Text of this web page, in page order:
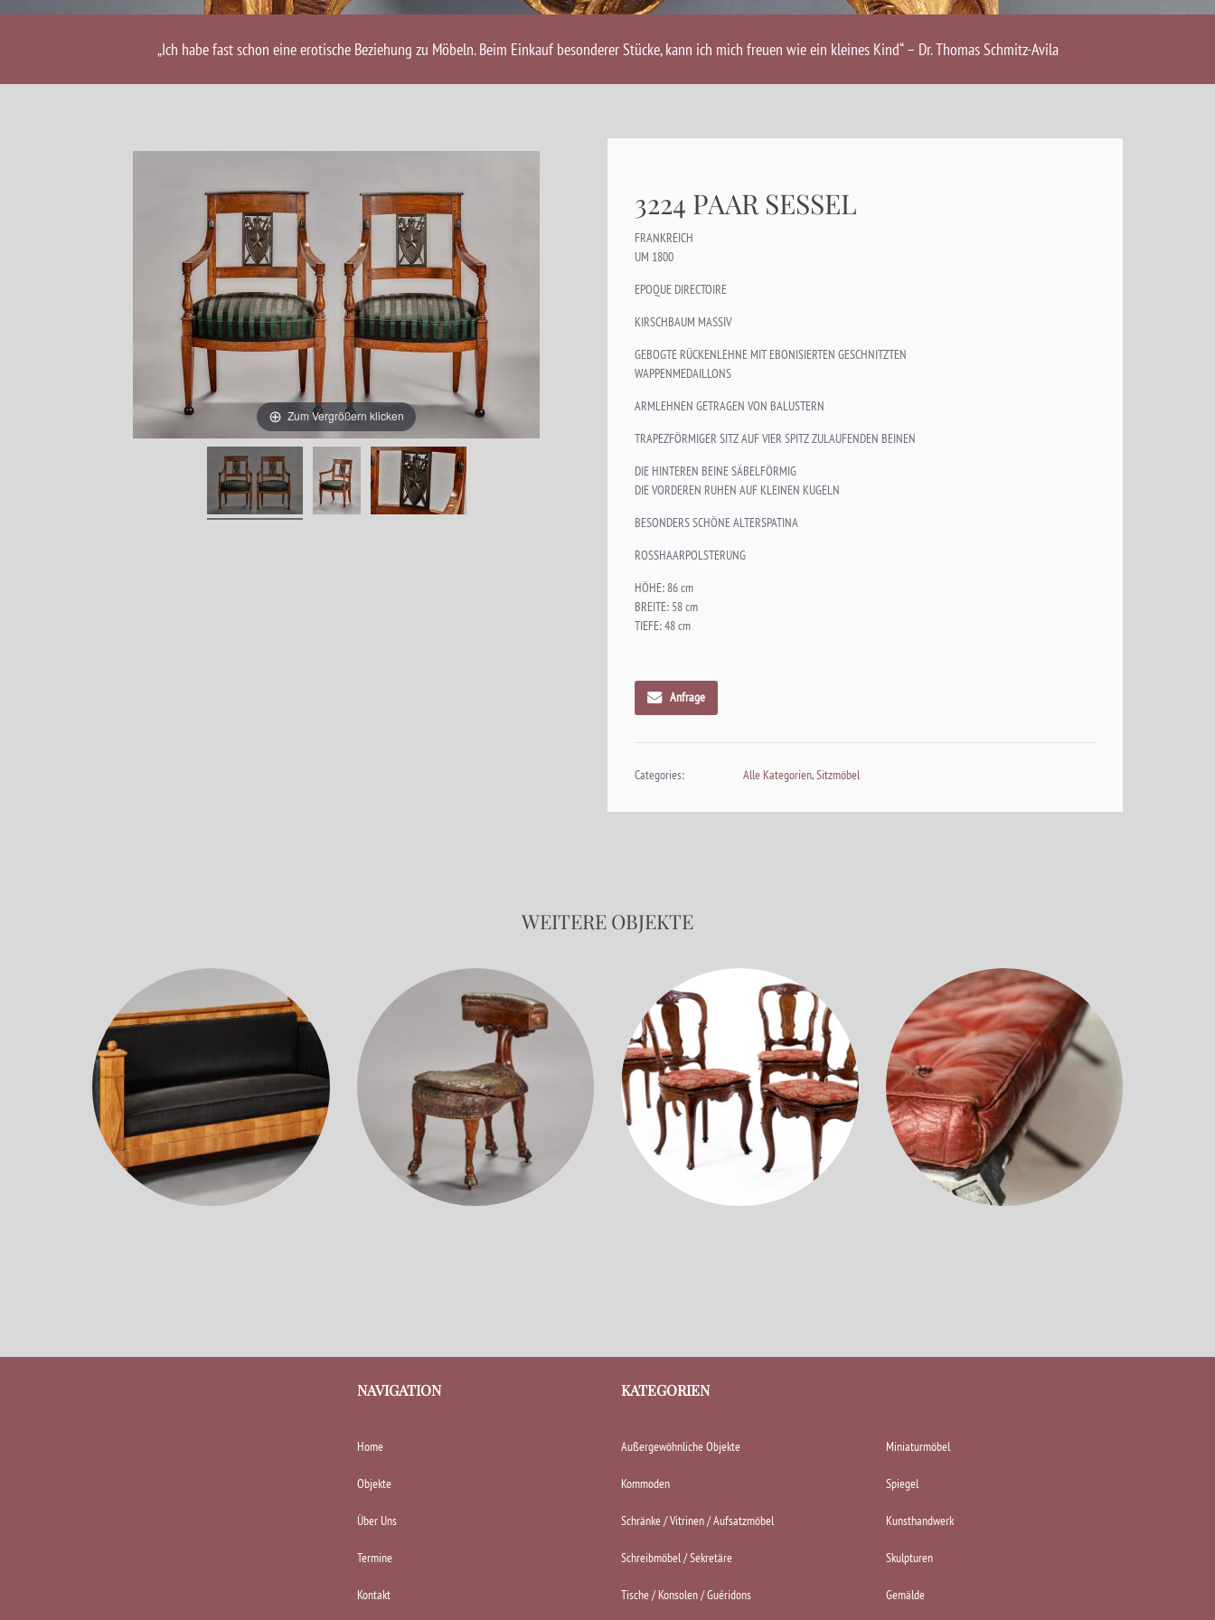
„Ich habe fast schon eine erotische Beziehung zu Möbeln. Beim Einkauf besonderer Stücke, kann ich mich freuen wie ein kleines Kind“ – Dr. Thomas Schmitz-Avila
Zum Vergrößern klicken
3224 PAAR SESSEL
FRANKREICH
UM 1800
EPOQUE DIRECTOIRE
KIRSCHBAUM MASSIV
GEBOGTE RÜCKENLEHNE MIT EBONISIERTEN GESCHNITZTEN
WAPPENMEDAILLONS
ARMLEHNEN GETRAGEN VON BALUSTERN
TRAPEZFÖRMIGER SITZ AUF VIER SPITZ ZULAUFENDEN BEINEN
DIE HINTEREN BEINE SÄBELFÖRMIG
DIE VORDEREN RUHEN AUF KLEINEN KUGELN
BESONDERS SCHÖNE ALTERSPATINA
ROSSHAARPOLSTERUNG
HÖHE: 86 cm
BREITE: 58 cm
TIEFE: 48 cm
Anfrage
Categories: Alle Kategorien,Sitzmöbel
WEITERE OBJEKTE
NAVIGATION
Home
Objekte
Über Uns
Termine
Kontakt
KATEGORIEN
Außergewöhnliche Objekte
Kommoden
Schränke / Vitrinen / Aufsatzmöbel
Schreibmöbel / Sekretäre
Tische / Konsolen / Guéridons
Miniaturmöbel
Spiegel
Kunsthandwerk
Skulpturen
Gemälde